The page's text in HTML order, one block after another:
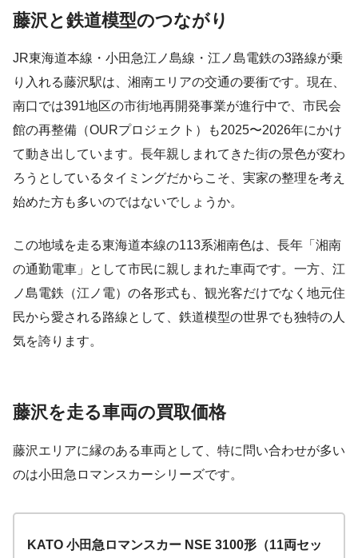
藤沢と鉄道模型のつながり
JR東海道本線・小田急江ノ島線・江ノ島電鉄の3路線が乗
り入れる藤沢駅は、湘南エリアの交通の要衝です。現在、
南口では391地区の市街地再開発事業が進行中で、市民会
館の再整備（OURプロジェクト）も2025〜2026年にかけ
て動き出しています。長年親しまれてきた街の景色が変わ
ろうとしているタイミングだからこそ、実家の整理を考え
始めた方も多いのではないでしょうか。
この地域を走る東海道本線の113系湘南色は、長年「湘南
の通勤電車」として市民に親しまれた車両です。一方、江
ノ島電鉄（江ノ電）の各形式も、観光客だけでなく地元住
民から愛される路線として、鉄道模型の世界でも独特の人
気を誇ります。
藤沢を走る車両の買取価格
藤沢エリアに縁のある車両として、特に問い合わせが多い
のは小田急ロマンスカーシリーズです。
KATO 小田急ロマンスカー NSE 3100形（11両セッ